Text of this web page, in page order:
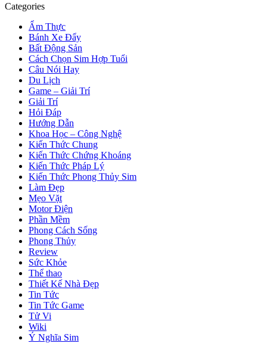
Categories
Ẩm Thực
Bánh Xe Đẩy
Bất Động Sản
Cách Chọn Sim Hợp Tuổi
Câu Nói Hay
Du Lịch
Game – Giải Trí
Giải Trí
Hỏi Đáp
Hướng Dẫn
Khoa Học – Công Nghệ
Kiến Thức Chung
Kiến Thức Chứng Khoáng
Kiến Thức Pháp Lý
Kiến Thức Phong Thủy Sim
Làm Đẹp
Mẹo Vặt
Motor Điện
Phần Mềm
Phong Cách Sống
Phong Thủy
Review
Sức Khỏe
Thể thao
Thiết Kế Nhà Đẹp
Tin Tức
Tin Tức Game
Tử Vi
Wiki
Ý Nghĩa Sim